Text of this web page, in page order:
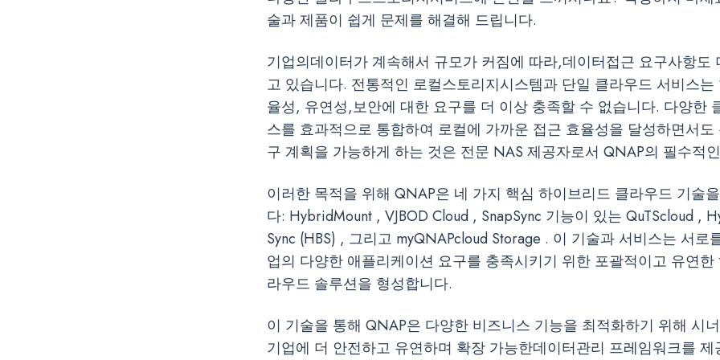
술과 제품이 쉽게 문제를 해결해 드립니다.
기업의데이터가 계속해서 규모가 커짐에 따라,데이터접근 요구사항도
고 있습니다. 전통적인 로컬스토리지시스템과 단일 클라우드 서비스
율성, 유연성,보안에 대한 요구를 더 이상 충족할 수 없습니다. 다양한
스를 효과적으로 통합하여 로컬에 가까운 접근 효율성을 달성하면서
구 계획을 가능하게 하는 것은 전문 NAS 제공자로서 QNAP의 필수적
이러한 목적을 위해 QNAP은 네 가지 핵심 하이브리드 클라우드 기술
다: HybridMount , VJBOD Cloud , SnapSync 기능이 있는 QuTScloud ,
Sync (HBS) , 그리고 myQNAPcloud Storage . 이 기술과 서비스는 서로
업의 다양한 애플리케이션 요구를 충족시키기 위한 포괄적이고 유연
라우드 솔루션을 형성합니다.
이 기술을 통해 QNAP은 다양한 비즈니스 기능을 최적화하기 위해 시
기업에 더 안전하고 유연하며 확장 가능한데이터관리 프레임워크를